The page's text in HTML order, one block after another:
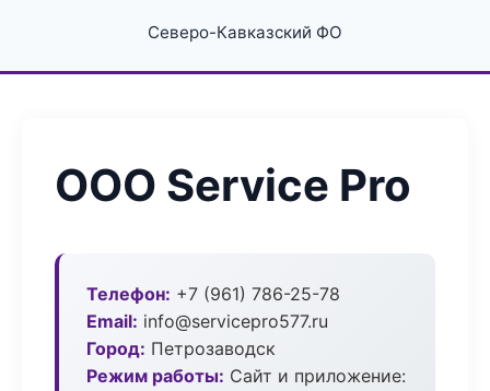
Северо-Кавказский ФО
ООО Service Pro
Телефон: +7 (961) 786-25-78
Email: info@servicepro577.ru
Город: Петрозаводск
Режим работы: Сайт и приложение: